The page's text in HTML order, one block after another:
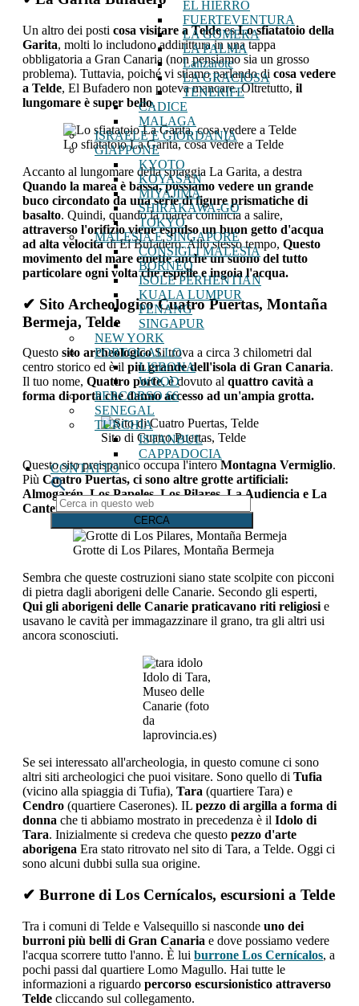
EL HIERRO
FUERTEVENTURA
LA GOMERA
LA PALMA
Lanzarote
LA GRACIOSA
TENERIFE
CADICE
MALAGA
ISRAELE E GIORDANIA
GIAPPONE
KYOTO
KOYASAN
MIYAJIMA
SHIRAKAWA-GO
TOKYO
MALESIA E SINGAPORE
CONSIGLI MALESIA
BORNEO
ISOLE PERHENTIAN
KUALA LUMPUR
PENANG
SINGAPUR
NEW YORK
PORTOGALLO
LISBONA
WOOD
PERCORSO 66
SENEGAL
TURCHIA
ISTANBUL
CAPPADOCIA
CONTATTO
Cerca
in
questo
Un altro dei posti cosa visitare a TeldeesLo sfiatatoio della
Garita, molti lo includono addirittura in una tappa
obbligatoria a Gran Canaria (non pensiamo sia un grosso
problema). Tuttavia, poiché vi stiamo parlando di cosa vedere
a Telde, El Bufadero non poteva mancare. Oltretutto, il
lungomare è super bello.
Lo sfiatatoio La Garita, cosa vedere a Telde
Accanto al lungomare della spiaggia La Garita, a destra
Quando la marea è bassa, possiamo vedere un grande
buco circondato da una serie di figure prismatiche di
basalto. Quindi, quando la marea comincia a salire,
attraverso l'orifizio viene espulso un buon getto d'acqua
ad alta velocitàdi El Bufadero. Allo stesso tempo, Questo
movimento del mare emette anche un suono del tutto
particolare ogni volta che espelle e ingoia l'acqua.
✔ Sito Archeologico Cuatro Puertas, Montaña
Bermeja, Telde
Questo sito archeologicoSi trova a circa 3 chilometri dal
centro storico ed è il più grande dell'isola di Gran Canaria.
Il tuo nome, Quattro porte, è dovuto al quattro cavità a
forma di porta che danno accesso ad un'ampia grotta.
Sito di Cuatro Puertas, Telde
Questo sito preispanico occupa l'intero Montagna Vermiglio.
Più Cuatro Puertas, ci sono altre grotte artificiali:
Almogarén, Los Papeles, Los Pilares, La Audiencia e La
Cantera de Molinas.
Grotte di Los Pilares, Montaña Bermeja
Sembra che queste costruzioni siano state scolpite con picconi
di pietra dagli aborigeni delle Canarie. Secondo gli esperti,
Qui gli aborigeni delle Canarie praticavano riti religiosi e
usavano le cavità per immagazzinare il grano, tra gli altri usi
ancora sconosciuti.
Idolo di Tara,
Museo delle
Canarie (foto
da
laprovincia.es)
Se sei interessato all'archeologia, in questo comune ci sono
altri siti archeologici che puoi visitare. Sono quello di Tufia
(vicino alla spiaggia di Tufia), Tara (quartiere Tara) e
Cendro (quartiere Caserones). IL pezzo di argilla a forma di
donna che ti abbiamo mostrato in precedenza è il Idolo di
Tara. Inizialmente si credeva che questo pezzo d'arte
aborigena Era stato ritrovato nel sito di Tara, a Telde. Oggi ci
sono alcuni dubbi sulla sua origine.
✔ Burrone di Los Cernícalos, escursioni a Telde
Tra i comuni di Telde e Valsequillo si nasconde uno dei
burroni più belli di Gran Canaria e dove possiamo vedere
l'acqua scorrere tutto l'anno. È lui burrone Los Cernícalos, a
pochi passi dal quartiere Lomo Magullo. Hai tutte le
informazioni a riguardo percorso escursionistico attraverso
Telde cliccando sul collegamento.